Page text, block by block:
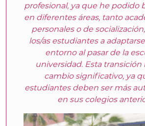
profesional, ya que he podido
en diferentes áreas, tanto
personales o de
los/as estudiantes a
entorno al pasar de la
universidad. Esta
cambio significativo, ya
estudiantes deben ser más
en sus colegios